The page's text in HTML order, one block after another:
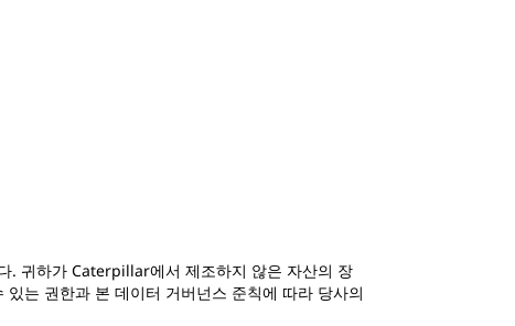
. 귀하가 Caterpillar에서 제조하지 않은 자산의 장
는 권한과 본 데이터 거버넌스 준칙에 따라 당사의